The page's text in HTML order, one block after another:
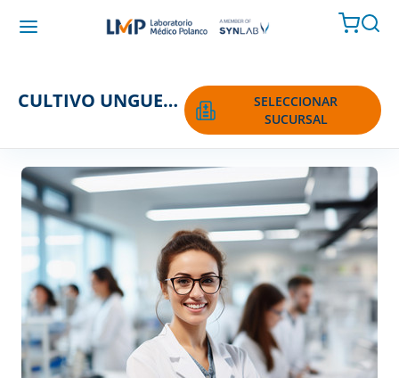
CULTIVO UNGUEAL
SELECCIONAR
SUCURSAL